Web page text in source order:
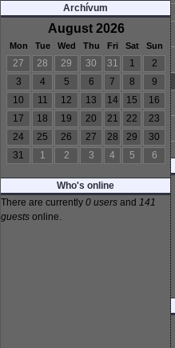
Archívum
August 2026
Mon Tue Wed Thu Fri Sat Sun
27 28 29 30 31 1
2
3
4 5 6 7 8
9
10
11 12 13 14 15
16
17
18 19 20 21 22
23
24
25 26 27 28 29
30
31
1 2 3 4 5 6
Who's online
There are currently 0 users and 141
guests online.